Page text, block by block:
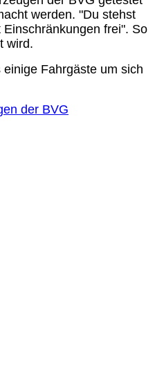
werden. "Du stehst
frei". So
wird.
Fahrgäste um sich
der BVG